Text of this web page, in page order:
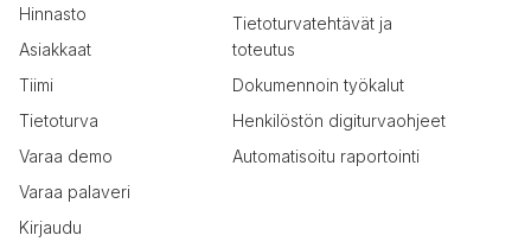
Hinnasto
Asiakkaat
Tiimi
Tietoturva
Varaa demo
Varaa palaveri
Kirjaudu
Tietoturvatehtävät ja
toteutus
Dokumennoin työkalut
Henkilöstön digiturvaohjeet
Automatisoitu raportointi